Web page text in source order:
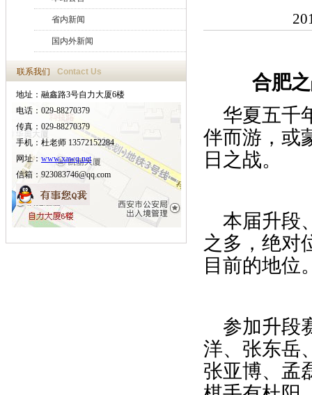
省内新闻
国内外新闻
联系我们 Contact Us
地址：融鑫路3号自力大厦6楼
电话：029-88270379
传真：029-88270379
手机：杜老师 13572152284
网址： www.xawq.net
信箱：923083746@qq.com
合肥之战
华夏五千
伴而游，或
日之战。
本届升段
之多，绝对
目前的地位
参加升段
洋、张东岳
张亚博、孟